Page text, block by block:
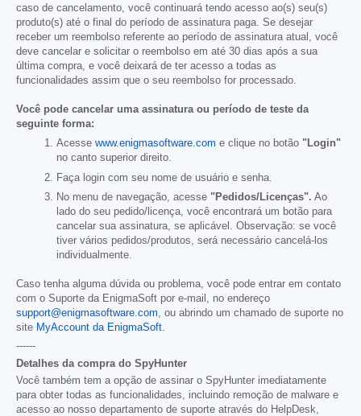
caso de cancelamento, você continuará tendo acesso ao(s) seu(s)
produto(s) até o final do período de assinatura paga. Se desejar
receber um reembolso referente ao período de assinatura atual, você
deve cancelar e solicitar o reembolso em até 30 dias após a sua
última compra, e você deixará de ter acesso a todas as
funcionalidades assim que o seu reembolso for processado.
Você pode cancelar uma assinatura ou período de teste da
seguinte forma:
Acesse www.enigmasoftware.com e clique no botão "Login"
no canto superior direito.
Faça login com seu nome de usuário e senha.
No menu de navegação, acesse "Pedidos/Licenças". Ao
lado do seu pedido/licença, você encontrará um botão para
cancelar sua assinatura, se aplicável. Observação: se você
tiver vários pedidos/produtos, será necessário cancelá-los
individualmente.
Caso tenha alguma dúvida ou problema, você pode entrar em contato
com o Suporte da EnigmaSoft por e-mail, no endereço
support@enigmasoftware.com , ou abrindo um chamado de suporte no
site MyAccount da EnigmaSoft
------
Detalhes da compra do SpyHunter
Você também tem a opção de assinar o SpyHunter imediatamente
para obter todas as funcionalidades, incluindo remoção de malware e
acesso ao nosso departamento de suporte através do HelpDesk,